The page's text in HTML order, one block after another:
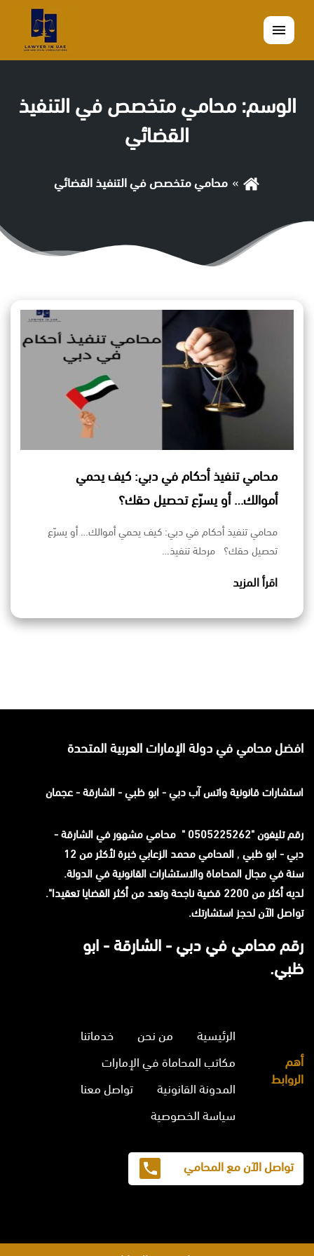
القائمة
الوسم:محامي متخصص في التنفيذ
القضائي
محامي متخصص في التنفيذ القضائي
محامي تنفيذ أحكام في دبي: كيف يحمي
أموالك… أو يسرّع تحصيل حقك؟
محامي تنفيذ أحكام في دبي: كيف يحمي أموالك… أو يسرّع
تحصيل حقك؟ مرحلة تنفيذ…
اقرأ المزيد
افضل محامي في دولة الإمارات العربية المتحدة
استشارات قانونيةواتس آبدبي - ابو ظبي - الشارقة - عجمان
رقم تليفون "0505225262 " محامي مشهور في الشارقة -
دبي - ابو ظبي ,
المحامي محمد الزعابي خبرة لأكثر من 12
سنة في مجال المحاماة والاستشارات القانونية في الدولة.
لديه أكثر من 2200 قضية ناجحة وتعد من أكثر القضايا تعقيدا".
تواصل الآن لحجز استشارتك.
رقم محامي في دبي - الشارقة - ابو
ظبي.
أهم
الروابط
الرئيسية من نحن
خدماتنا
مكاتب المحاماة في الإمارات
المدونة القانونية
تواصل معنا
سياسة الخصوصية
تواصل الآن مع المحامي